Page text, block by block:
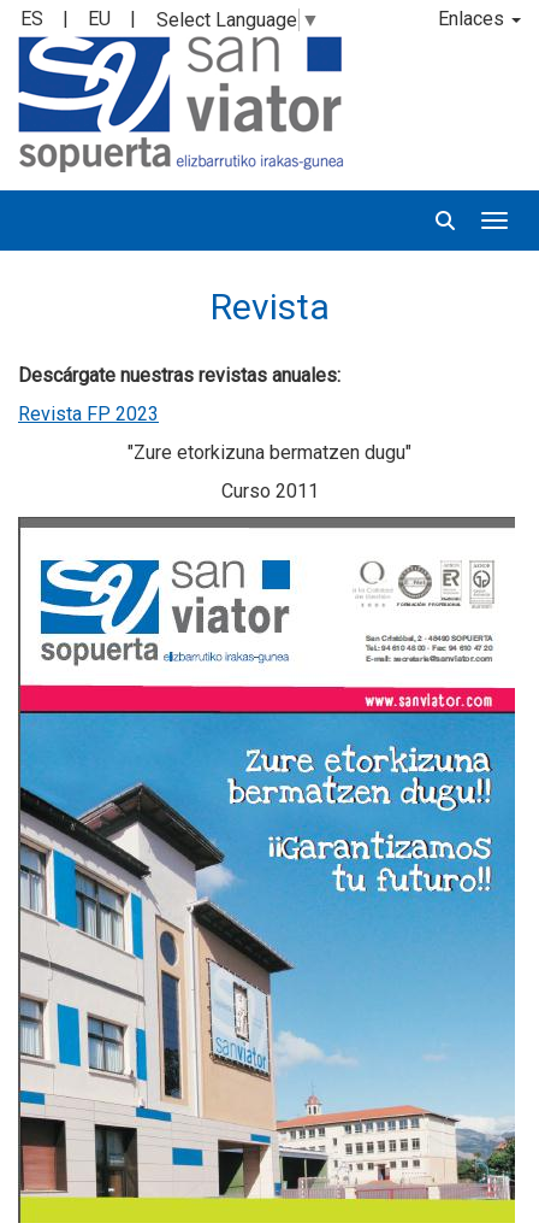
Enlaces
ES | EU | Select Language ▼
Revista
Descárgate nuestras revistas anuales:
Revista FP 2023
"Zure etorkizuna bermatzen dugu"
Curso 2011